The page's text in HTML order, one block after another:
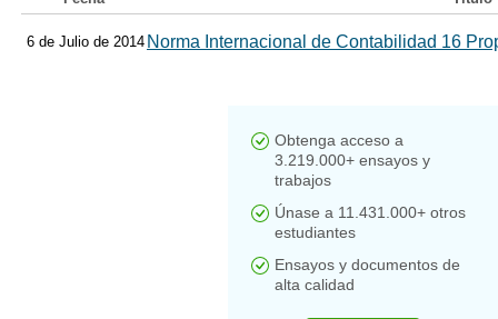
6 de Julio de 2014 Norma Internacional de Contabilidad 16
Obtenga acceso a
3.219.000+ ensayos y
trabajos
Únase a 11.431.000+ otros
estudiantes
Ensayos y documentos de
alta calidad